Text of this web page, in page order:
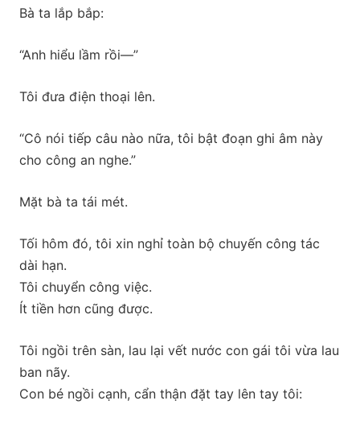
Bà ta lắp bắp:
“Anh hiểu lầm rồi—”
Tôi đưa điện thoại lên.
“Cô nói tiếp câu nào nữa, tôi bật đoạn ghi âm này
cho công an nghe.”
Mặt bà ta tái mét.
Tối hôm đó, tôi xin nghỉ toàn bộ chuyến công tác
dài hạn.
Tôi chuyển công việc.
Ít tiền hơn cũng được.
Tôi ngồi trên sàn, lau lại vết nước con gái tôi vừa lau
ban nãy.
Con bé ngồi cạnh, cẩn thận đặt tay lên tay tôi: